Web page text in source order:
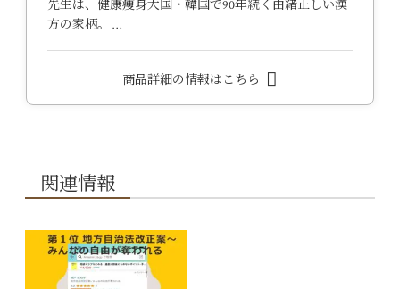
先生は、健康痩身大国・韓国で90年続く由緒正しい漢
方の家柄。 …
商品詳細の情報はこちら
関連情報